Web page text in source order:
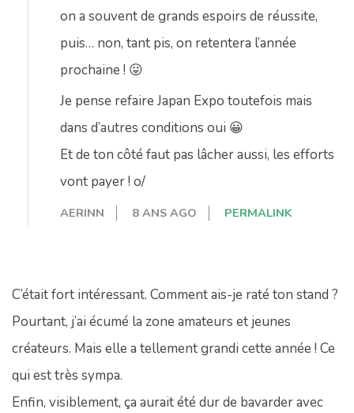
on a souvent de grands espoirs de réussite,
puis… non, tant pis, on retentera l’année
prochaine ! 😛
Je pense refaire Japan Expo toutefois mais
dans d’autres conditions oui 😀
Et de ton côté faut pas lâcher aussi, les efforts
vont payer ! o/
AERINN 8 ANS AGO PERMALINK
C’était fort intéressant. Comment ais-je raté ton stand ?
Pourtant, j’ai écumé la zone amateurs et jeunes
créateurs. Mais elle a tellement grandi cette année ! Ce
qui est très sympa.
Enfin, visiblement, ça aurait été dur de bavarder avec